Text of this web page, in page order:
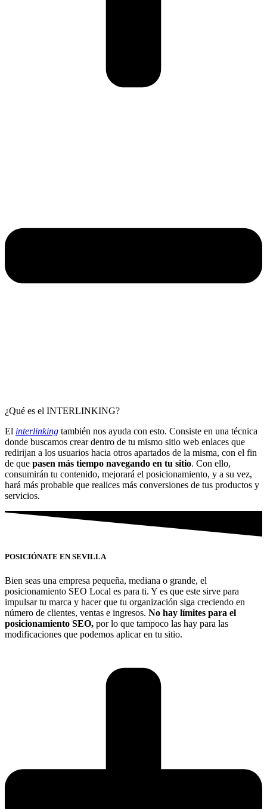
¿Qué es el INTERLINKING?
El interlinking también nos ayuda con esto. Consiste en una técnica
donde buscamos crear dentro de tu mismo sitio web enlaces que
redirijan a los usuarios hacia otros apartados de la misma, con el fin
de que pasen más tiempo navegando en tu sitio. Con ello,
consumirán tu contenido, mejorará el posicionamiento, y a su vez,
hará más probable que realices más conversiones de tus productos y
servicios.
POSICIÓNATE EN SEVILLA
Bien seas una empresa pequeña, mediana o grande, el
posicionamiento SEO Local es para ti. Y es que este sirve para
impulsar tu marca y hacer que tu organización siga creciendo en
número de clientes, ventas e ingresos. No hay límites para el
posicionamiento SEO, por lo que tampoco las hay para las
modificaciones que podemos aplicar en tu sitio.